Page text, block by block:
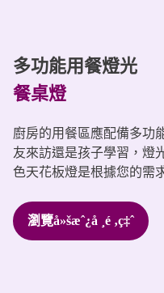
多功能用餐燈光
餐桌燈
廚房的用餐區應配備多功
友來訪還是孩子學習，燈
色天花板燈是根據您的需
瀏覽å»šæˆ¿å ¸é ‚ç‡ˆ